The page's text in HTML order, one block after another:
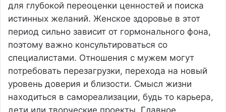
для глубокой переоценки ценностей и поиска
истинных желаний. Женское здоровье в этот
период сильно зависит от гормонального фона,
поэтому важно консультироваться со
специалистами. Отношения с мужем могут
потребовать перезагрузки, перехода на новый
уровень доверия и близости. Смысл жизни
находиться в самореализации, будь то карьера,
дети или творческие проекты. Главное,